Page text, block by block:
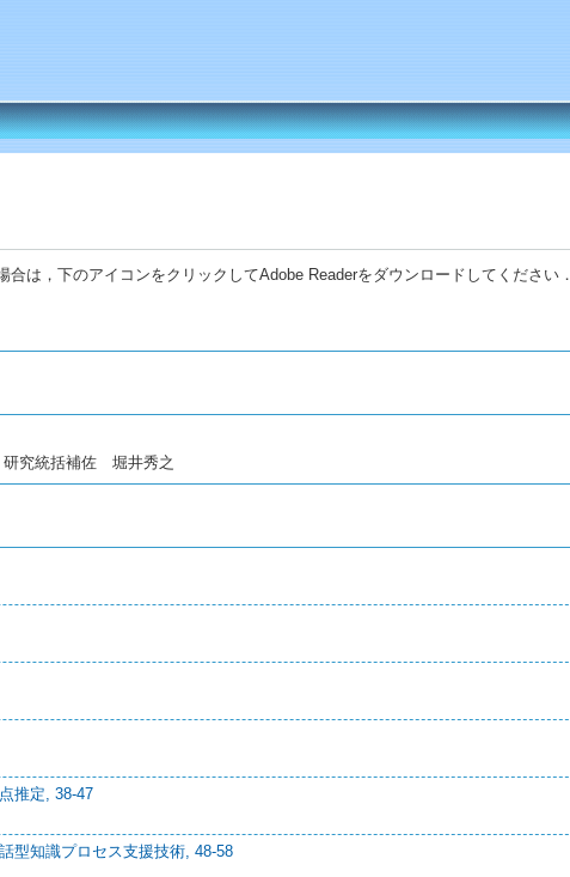
は，下のアイコンをクリックしてAdobe Readerをダウンロードしてください．
究統括補佐 堀井秀之
推定, 38-47
型知識プロセス支援技術, 48-58